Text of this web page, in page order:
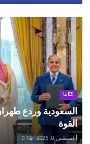
كتّابنا
السعودية وردع
القوة
أغسطس 8, 2026 0